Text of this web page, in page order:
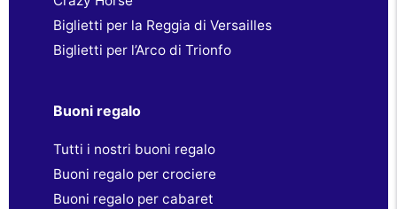
Biglietti per la Reggia di Versailles
Biglietti per l’Arco di Trionfo
Buoni regalo
Tutti i nostri buoni regalo
Buoni regalo per crociere
Buoni regalo per cabaret